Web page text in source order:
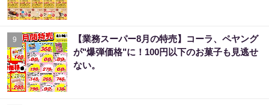
9
【業務スーパー8月の特売】コーラ、ペヤング
が"爆弾価格"に！100円以下のお菓子も見逃せ
ない。